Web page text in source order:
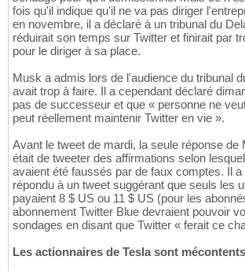
fois qu'il indique qu'il ne va pas diriger
en novembre, il a déclaré à un tribunal du
réduirait son temps sur Twitter et finirait par
pour le diriger à sa place.
Musk a admis lors de l'audience du tribunal
avait trop à faire. Il a cependant déclaré
pas de successeur et que « personne ne
peut réellement maintenir Twitter en vie ».
Avant le tweet de mardi, la seule réponse de
était de tweeter des affirmations selon
avaient été faussés par de faux comptes. Il a
répondu à un tweet suggérant que seuls les
payaient 8 $ US ou 11 $ US (pour les
abonnement Twitter Blue devraient pouvoir
sondages en disant que Twitter « ferait ce
Les actionnaires de Tesla sont mécontents